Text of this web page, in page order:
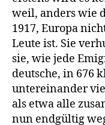
weil, anders wie
1917, Europa
Leute ist. Sie
sie, wie jede
deutsche, in 676
untereinander
als etwa alle
nun endgültig